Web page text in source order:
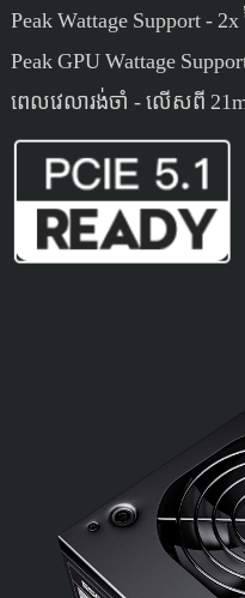
Peak Wattage Support -
Peak GPU Wattage
ពេលវេលារង់ចាំ - លើសពី